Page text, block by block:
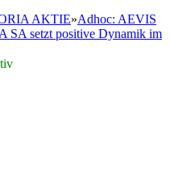
AKTIE»Adhoc: AEVIS
setzt positive Dynamik im